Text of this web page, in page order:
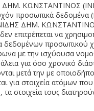
ΔΗΜ. ΚΩΝΣΤΑΝΤΙΝΟΣ
προσωπικά δεδομένα
ΔΗΜ. ΚΩΝΣΤΑΝΤΙΝΟΣ
δεν επιτρέπεται να
δεδομένων
με την ισχύουσα
για όσο χρονικό
μετά την με
για στοιχεία ατόμων
στοιχεία τους